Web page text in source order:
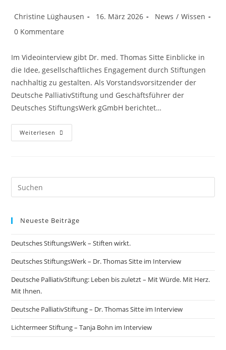
Beitrags-
Christine Lüghausen
Beitrag
16. März 2026
Beitrags-
News / Wissen
Beitrags-
0 Kommentare
Im Videointerview gibt Dr. med. Thomas Sitte Einblicke in
die Idee, gesellschaftliches Engagement durch Stiftungen
nachhaltig zu gestalten. Als Vorstandsvorsitzender der
Deutsche PalliativStiftung und Geschäftsführer der
Deutsches StiftungsWerk gGmbH berichtet…
Weiterlesen Deutsches
StiftungsWerk
Im
Neueste Beiträge
Deutsches StiftungsWerk – Stiften wirkt.
Deutsches StiftungsWerk – Dr. Thomas Sitte im Interview
Deutsche PalliativStiftung: Leben bis zuletzt – Mit Würde. Mit Herz.
Mit Ihnen.
Deutsche PalliativStiftung – Dr. Thomas Sitte im Interview
Lichtermeer Stiftung – Tanja Bohn im Interview